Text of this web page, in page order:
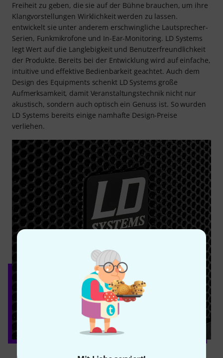
Freiheit zu geben, die sie auf der Bühne brauchen, um ihre
Klangvorstellungen Wirklichkeit werden zu lassen.
entwickelt sie unter anderem erschwingliche Lautsprecher-
Serien, Funkmikrofone und In-Ear-Monitoring. LD Systems
legt Wert auf die Langlebigkeit und Benutzerfreundlichkeit
der Produkte. Bereits bei der Entwicklung wird auf einfache,
intuitive und effektive Bedienbarkeit geachtet. Auch dem
Design des Equipments schenkt LD Systems große
Aufmerksamkeit, damit Veranstaltungstechnik nicht nur
akustisch, sondern auch optisch ein Genuss ist. So wurden
LD Systems bereits einige namhafte Design-Preise
verliehen.